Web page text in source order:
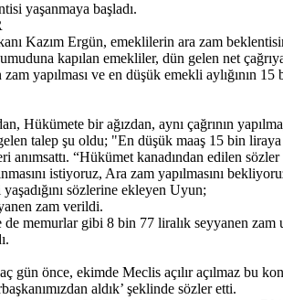
yaşanmaya başladı.
Kazım Ergün, emeklilerin ara zam
kapılan emekliler, dün gelen net
yapılması ve en düşük emekli aylığının 15
bir ağızdan, aynı çağrının
talep şu oldu; "En düşük maaş 15 bin liraya
“Hükümet kanadından edilen
istiyoruz, Ara zam yapılmasını
sözlerine ekleyen Uyun;
zam verildi.
memurlar gibi 8 bin 77 liralık seyyanen
önce, ekimde Meclis açılır açılmaz bu
aldık’ şeklinde sözler etti.